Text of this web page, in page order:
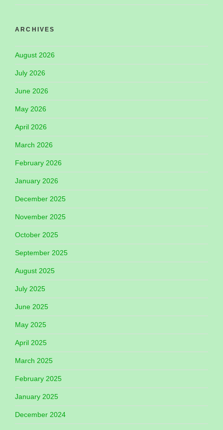
ARCHIVES
August 2026
July 2026
June 2026
May 2026
April 2026
March 2026
February 2026
January 2026
December 2025
November 2025
October 2025
September 2025
August 2025
July 2025
June 2025
May 2025
April 2025
March 2025
February 2025
January 2025
December 2024